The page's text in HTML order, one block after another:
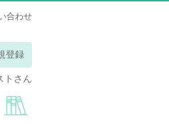
合わせ
登録
トさん